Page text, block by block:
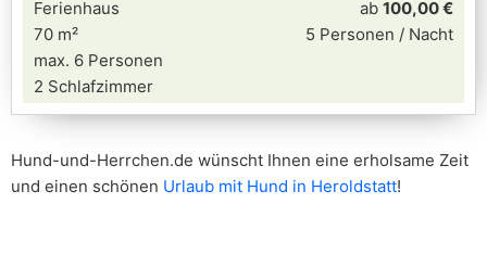
Ferienhaus
70 m²
max. 6 Personen
2 Schlafzimmer
ab 100,00 €
5 Personen / Nacht
Hund-und-Herrchen.de wünscht Ihnen eine erholsame Zeit
und einen schönen Urlaub mit Hund in Heroldstatt!